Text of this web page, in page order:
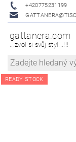
+420775231199
gattanera.com
...zvol si svůj styl...!!!
READY STOCK